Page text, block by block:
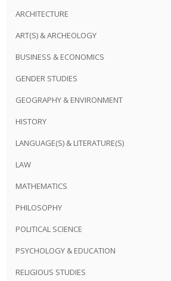
ARCHITECTURE
ART(S) & ARCHEOLOGY
BUSINESS & ECONOMICS
GENDER STUDIES
GEOGRAPHY & ENVIRONMENT
HISTORY
LANGUAGE(S) & LITERATURE(S)
LAW
MATHEMATICS
PHILOSOPHY
POLITICAL SCIENCE
PSYCHOLOGY & EDUCATION
RELIGIOUS STUDIES